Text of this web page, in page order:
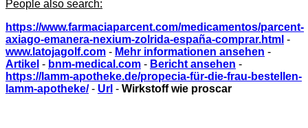
People also search:
https://www.farmaciaparcent.com/medicamentos/parcent-
axiago-emanera-nexium-zolrida-españa-comprar.html -
www.latojagolf.com - Mehr informationen ansehen -
Artikel - bnm-medical.com - Bericht ansehen -
https://lamm-apotheke.de/propecia-für-die-frau-bestellen-
lamm-apotheke/- Url - Wirkstoff wie proscar